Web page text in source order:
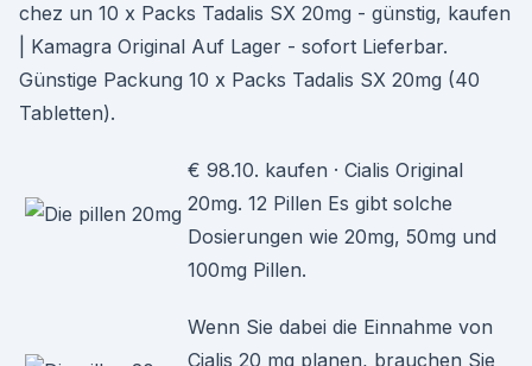
chez un 10 x Packs Tadalis SX 20mg - günstig, kaufen
| Kamagra Original Auf Lager - sofort Lie­fer­bar.
Günstige Packung 10 x Packs Tadalis SX 20mg (40
Tabletten).
€ 98.10. kaufen · Cialis Original
20mg. 12 Pillen Es gibt solche
Dosierungen wie 20mg, 50mg und
100mg Pillen.
Wenn Sie dabei die Einnahme von
Cialis 20 mg planen, brauchen Sie